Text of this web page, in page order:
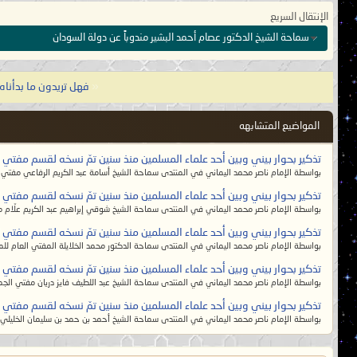
إلا اسمه يسمون به، و هم أبعد
وقال رسول الله صلى الله عليه
وشرفهم متاعهم، لا يبقى من الإيمان
خراب من الهدى، علماؤهم أشر خلق
الزمان، وظلم من الولاة والحكام،
وقال رسول الله صلى الله عليه وأله
الدنيا، لا يريدون به ما عند الله عز
قال رسول الله صلّى الله عليه وآله:
الضواري، سفّاكون للدماء، لا
السُّنة فيهم بدعة، والبدعة فيهم
بينهم مشرّف، صبيانهم عارم، ونساؤهم
الإنتقال السريع
سماحة الشيخ الدكتور عصام أحمد البشير مندوباً عن دولة السودان
« فهل تريدون ما
المواضيع المتشابهه
تذكير بحوار بيني وبين أحد علماء المسلمين منذ سنين تمّ نسخه لقسم مفتي
بواسطة الإمام ناصر محمد اليماني في المنتدى سماحة الشيخ أسامة عبد الكريم الرفاعي
تذكير بحوار بيني وبين أحد علماء المسلمين منذ سنين تمّ نسخه لقسم مفتي
بواسطة الإمام ناصر محمد اليماني في المنتدى سماحة الشيخ شوقي إبراهيم عبد الكريم علّام
تذكير بحوار بيني وبين أحد علماء المسلمين منذ سنين تمّ نسخه لقسم مفتي
بواسطة الإمام ناصر محمد اليماني في المنتدى سماحة الدكتور محمد الخلايلة المفتي العام
تذكير بحوار بيني وبين أحد علماء المسلمين منذ سنين تمّ نسخه لقسم مفتي
بواسطة الإمام ناصر محمد اليماني في المنتدى سماحة الشيخ عبد اللطيف فايز دريان مفتي
تذكير بحوار بيني وبين أحد علماء المسلمين منذ سنين تمّ نسخه لقسم مفتي
بواسطة الإمام ناصر محمد اليماني في المنتدى سماحة الشيخ أحمد بن حمد بن سليمان